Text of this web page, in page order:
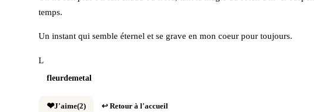
temps.
Un​​‌‌​​​‌‌​‌‌​‌‌​‌​‌‌​‌​‌‌​​‌‌​​‌‌​‌‌‌​‌​​​‌‌​‌​​‌​‌‌‌‌​​​​‌‌​​‌​‌​‌‌​​​‌‌​​‌‌​​​​​​‌‌​​​​​​‌‌​​​​​​‌‌​​​​​​‌‌​​​​​​‌‌​‌‌‌​‌‌​‌‌​‌​‌‌‌​‌​​​‌‌‌​​‌​​‌‌​‌​‌‌​‌‌​​​‌​​‌‌‌‌​​​​​‌‌​‌‌​​‌‌​​​‌​​‌‌‌​​​‌​‌‌‌‌​​​ instant qui semble​​‌‌​​​‌‌​‌‌​‌‌​‌​‌‌​‌​‌‌​​‌‌​​‌‌​‌‌‌​‌​​​‌‌​‌​​‌​‌‌‌‌​​​​‌‌​​‌​‌​‌‌​​​‌‌​​‌‌​​​​​​‌‌​​​​​​‌‌​​​​​​‌‌​​​​​​‌‌​​​​​​‌‌​‌‌‌​‌‌​‌‌​‌​‌‌‌​‌​​​‌‌‌​​‌​​‌‌​‌​‌‌​‌‌​​​‌​​‌‌‌‌​​​​​‌‌​‌‌​​‌‌​​​‌​​‌‌‌​​​‌​‌‌‌‌​​​ éternel et se​​‌‌​​​‌‌​‌‌​‌‌​‌​‌‌​‌​‌‌​​‌‌​​‌‌​‌‌‌​‌​​​‌‌​‌​​‌​‌‌‌‌​​​​‌‌​​‌​‌​‌‌​​​‌‌​​‌‌​​​​​​‌‌​​​​​​‌‌​​​​​​‌‌​​​​​​‌‌​​​​​​‌‌​‌‌‌​‌‌​‌‌​‌​‌‌‌​‌​​​‌‌‌​​‌​​‌‌​‌​‌‌​‌‌​​​‌​​‌‌‌‌​​​​​‌‌​‌‌​​‌‌​​​‌​​‌‌‌​​​‌​‌‌‌‌​​​ grave en mon​​‌‌​​​‌‌​‌‌​‌‌​‌​‌‌​‌​‌‌​​‌‌​​‌‌​‌‌‌​‌​​​‌‌​‌​​‌​‌‌‌‌​​​​‌‌​​‌​‌​‌‌​​​‌‌​​‌‌​​​​​​‌‌​​​​​​‌‌​​​​​​‌‌​​​​​​‌‌​​​​​​‌‌​‌‌‌​‌‌​‌‌​‌​‌‌‌​‌​​​‌‌‌​​‌​​‌‌​‌​‌‌​‌‌​​​‌​​‌‌‌‌​​​​​‌‌​‌‌​​‌‌​​​‌​​‌‌‌​​​‌​‌‌‌‌​​​ coeur pour toujours.​​‌‌​​​‌‌​‌‌​‌‌​‌​‌‌​‌​‌‌​​‌‌​​‌‌​‌‌‌​‌​​​‌‌​‌​​‌​‌‌‌‌​​​​‌‌​​‌​‌​‌‌​​​‌‌​​‌‌​​​​​​‌‌​​​​​​‌‌​​​​​​‌‌​​​​​​‌‌​​​​​​‌‌​‌‌‌​‌‌​‌‌​‌​‌‌‌​‌​​​‌‌‌​​‌​​‌‌​‌​‌‌​‌‌​​​‌​​‌‌‌‌​​​​​‌‌​‌‌​​‌‌​​​‌​​‌‌‌​​​‌​‌‌‌‌​​​
L​​‌‌​​​‌‌​‌‌​‌‌​‌​‌‌​‌​‌‌​​‌‌​​‌‌​‌‌‌​‌​​​‌‌​‌​​‌​‌‌‌‌​​​​‌‌​​‌​‌​‌‌​​​‌‌​​‌‌​​​​​​‌‌​​​​​​‌‌​​​​​​‌‌​​​​​​‌‌​​​​​​‌‌​‌‌‌​‌‌​‌‌​‌​‌‌‌​‌​​​‌‌‌​​‌​​‌‌​‌​‌‌​‌‌​​​‌​​‌‌‌‌​​​​​‌‌​‌‌​​‌‌​​​‌​​‌‌‌​​​‌​‌‌‌‌​​​
fleurdemetal
❤J'aime(2) ↩ Retour à l'accueil